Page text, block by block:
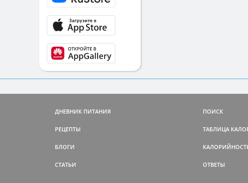
Скорость похудения за счёт жира, а
мышц или воды - не более 5 кг в
ДНЕВНИК ПИТАНИЯ
РЕЦЕПТЫ
БЛОГИ
СТАТЬИ
ПОИСК
ТАБЛИЦА
ОТВЕТЫ